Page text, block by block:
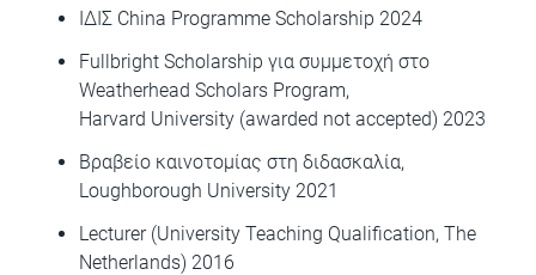
ΙΔΙΣ China Programme Scholarship 2024
Fullbright Scholarship για συμμετοχή στο
Weatherhead Scholars Program,
Harvard University (awarded not accepted) 2023
Βραβείο καινοτομίας στη διδασκαλία,
Loughborough University 2021
Lecturer (University Teaching Qualification, The
Netherlands) 2016